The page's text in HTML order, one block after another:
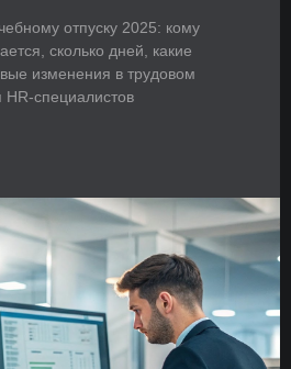
отпуску 2025: кому
сколько дней, какие
изменения в трудовом
HR-специалистов